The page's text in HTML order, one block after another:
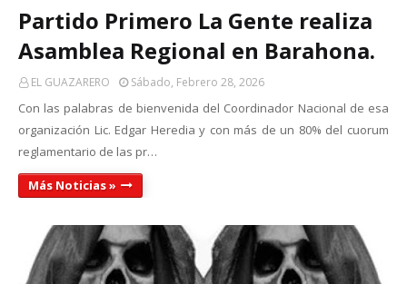
Partido Primero La Gente realiza
Asamblea Regional en Barahona.
EL GUAZARERO Sábado, Febrero 28, 2026
Con las palabras de bienvenida del Coordinador Nacional de esa
organización Lic. Edgar Heredia y con más de un 80% del cuorum
reglamentario de las pr…
Más Noticias »